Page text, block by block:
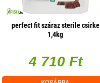
perfect fit száraz sterile csirke
1,4kg
4 710 Ft